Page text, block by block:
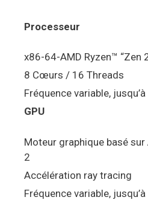
Processeur
x86-64-AMD Ryzen™ “Zen
8 Cœurs / 16 Threads
Fréquence variable,
GPU
Moteur graphique basé sur
2
Accélération ray tracing
Fréquence variable,